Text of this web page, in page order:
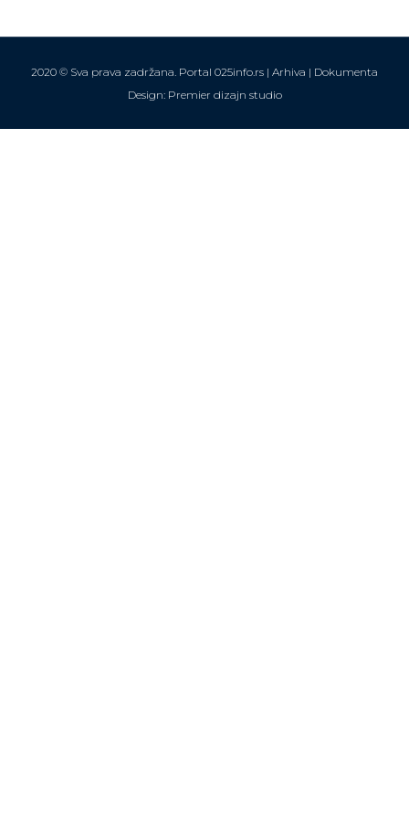
2020 © Sva prava zadržana. Portal 025info.rs | Arhiva | Dokumenta
Design: Premier dizajn studio